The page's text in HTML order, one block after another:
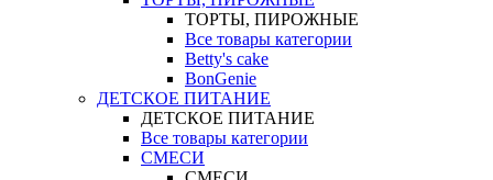
ТОРТЫ, ПИРОЖНЫЕ
Все товары категории
Betty's cake
BonGenie
ДЕТСКОЕ ПИТАНИЕ
ДЕТСКОЕ ПИТАНИЕ
Все товары категории
СМЕСИ